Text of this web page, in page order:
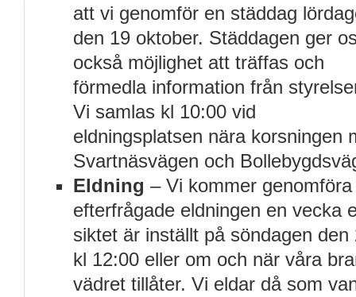
att vi genomför en städdag
den 19 oktober. Städdagen ger
också möjlighet att träffas och
förmedla information från
Vi samlas kl 10:00 vid
eldningsplatsen nära korsningen
Svartnäsvägen och
Eldning – Vi kommer
efterfrågade eldningen en vecka
siktet är inställt på söndagen
kl 12:00 eller om och när våra
vädret tillåter. Vi eldar då som